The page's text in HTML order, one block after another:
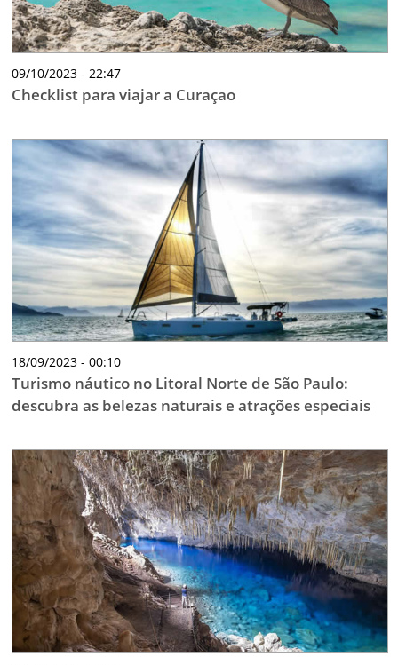
09/10/2023 - 22:47
Checklist para viajar a Curaçao
18/09/2023 - 00:10
Turismo náutico no Litoral Norte de São Paulo:
descubra as belezas naturais e atrações especiais